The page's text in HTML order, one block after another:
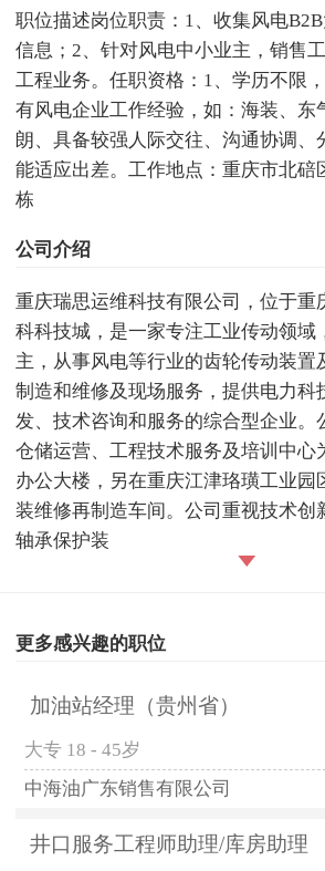
职位描述岗位职责：1、收集风电
信息；2、针对风电中小业主，销售
工程业务。任职资格：1、学历不限，
有风电企业工作经验，如：海装、东
朗、具备较强人际交往、沟通协调、
能适应出差。工作地点：重庆市北碚
栋
公司介绍
重庆瑞思运维科技有限公司，位于重
科科技城，是一家专注工业传动领域
主，从事风电等行业的齿轮传动装置
制造和维修及现场服务，提供电力科
发、技术咨询和服务的综合型企业。
仓储运营、工程技术服务及培训中心
办公大楼，另在重庆江津珞璜工业园
装维修再制造车间。公司重视技术创
轴承保护装
更多感兴趣的职位
加油站经理（贵州省）
大专 18 - 45岁
中海油广东销售有限公司
井口服务工程师助理/库房助理